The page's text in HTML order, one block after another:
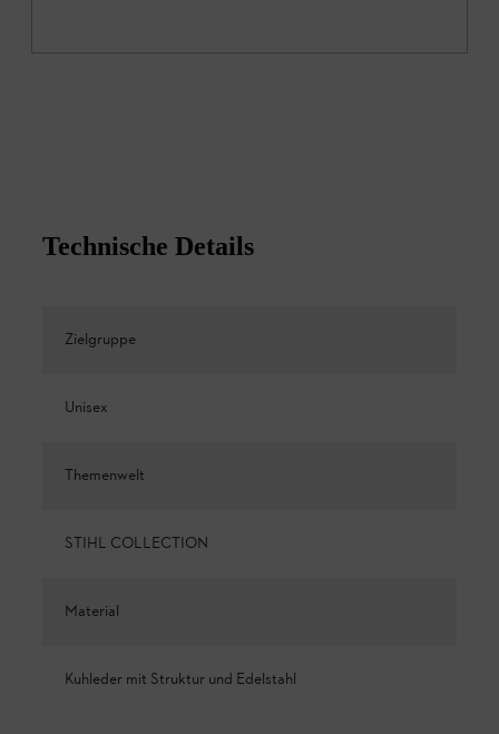
Technische Details
Zielgruppe
Unisex
Themenwelt
STIHL COLLECTION
Material
Kuhleder mit Struktur und Edelstahl